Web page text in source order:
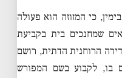
כי המזוזה הוא פעולה
שמחנכים בית בקביעת
הרוחנית הדתית, רושם
בו, לקבוע בשם המפורש